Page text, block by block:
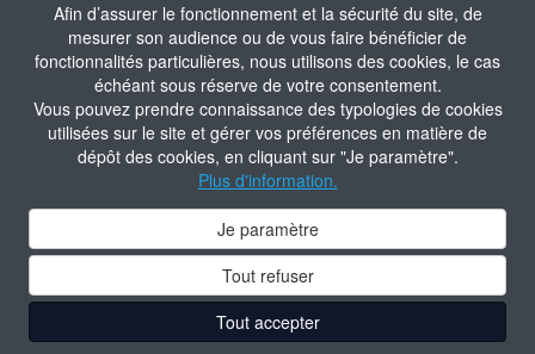
Afin d’assurer le fonctionnement et la sécurité du site, de
mesurer son audience ou de vous faire bénéficier de
fonctionnalités particulières, nous utilisons des cookies, le cas
échéant sous réserve de votre consentement.
Vous pouvez prendre connaissance des typologies de cookies
utilisées sur le site et gérer vos préférences en matière de
dépôt des cookies, en cliquant sur "Je paramètre".
Plus d'information.
Je paramètre
Tout refuser
Tout accepter